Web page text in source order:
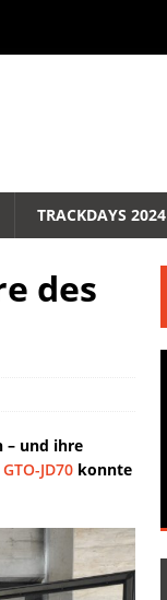
TRACKDAYS 2024
des
– und ihre
JD70konnte